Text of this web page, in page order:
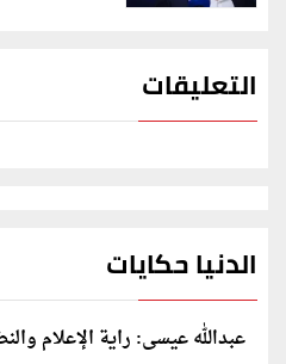
التعليقات
الدنيا حكايات
عبدالله عيسى: راية الإعلام